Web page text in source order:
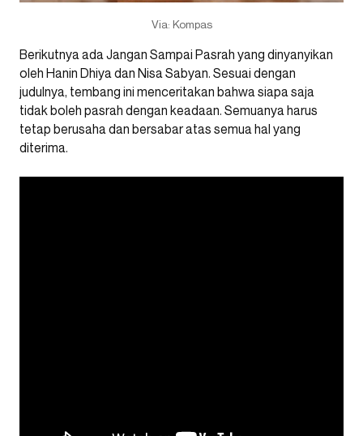
Via: Kompas
Berikutnya ada Jangan Sampai Pasrah yang dinyanyikan
oleh Hanin Dhiya dan Nisa Sabyan. Sesuai dengan
judulnya, tembang ini menceritakan bahwa siapa saja
tidak boleh pasrah dengan keadaan. Semuanya harus
tetap berusaha dan bersabar atas semua hal yang
diterima.